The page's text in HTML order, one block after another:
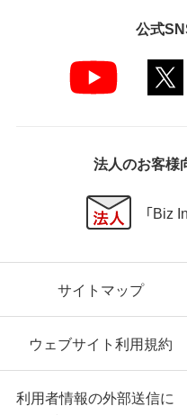
公式
法人のお客様
「Biz
サイトマップ
ウェブサイト利用規約
利用者情報の外部送信に